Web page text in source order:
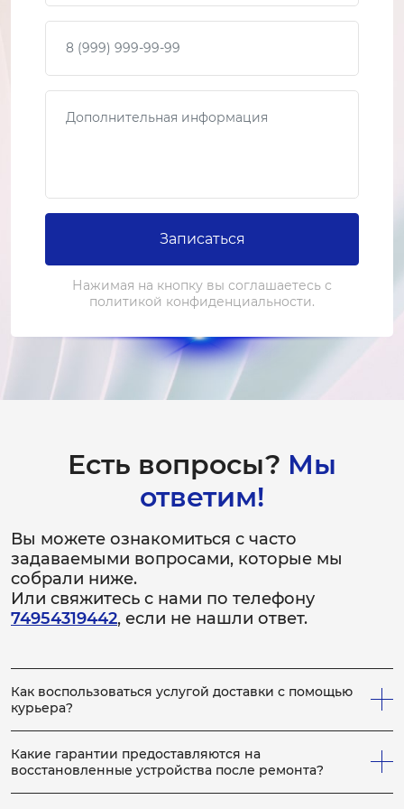
Ваш телефон
Сообщение
Записаться
Нажимая на кнопку вы соглашаетесь с
политикой конфиденциальности.
Есть вопросы? Мы
ответим!
Вы можете ознакомиться с часто
задаваемыми вопросами, которые мы
собрали ниже.
Или свяжитесь с нами по телефону
74954319442, если не нашли ответ.
Как воспользоваться услугой доставки с помощью
курьера?
Всё просто! Если у вас не получается привезти
неисправное устройство в сервис, вы можете заказать
нашего курьера, который заберет устройство на
ремонт, по выполнению которого, доставит устройство
обратно вам. Для этого сообщите менеджеру по
Какие гарантии предоставляются на
восстановленные устройства после ремонта?
На каждое отремонтированное устройство выдается